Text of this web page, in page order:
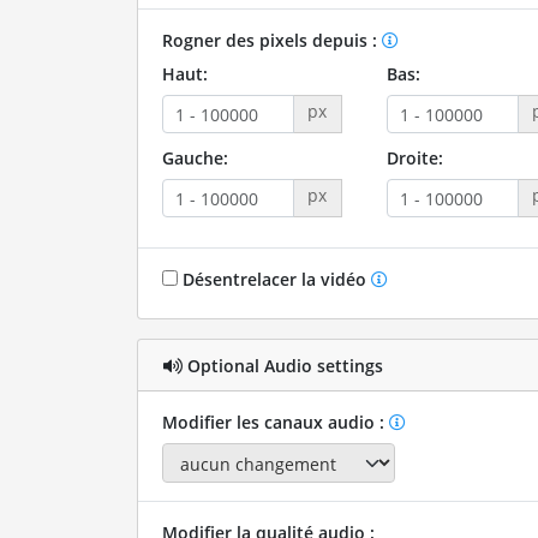
Rogner des pixels depuis :
Haut:
px
Bas:
Gauche:
px
Droite:
Désentrelacer la vidéo
Optional Audio settings
Modifier les canaux audio :
Modifier la qualité audio :